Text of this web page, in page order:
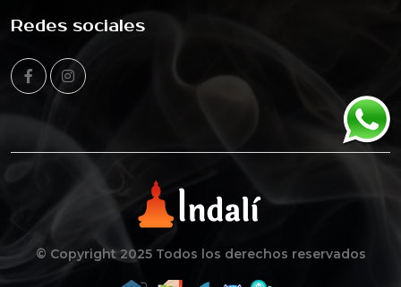
Redes sociales
© Copyright 2025 Todos los derechos reservados